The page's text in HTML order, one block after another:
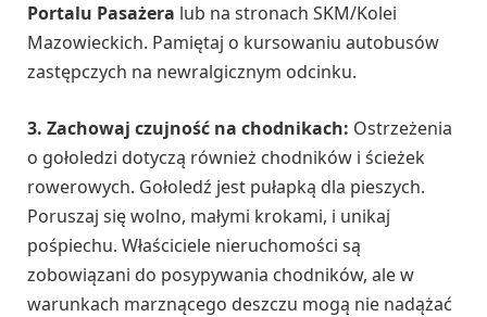
Portalu Pasażera lub na stronach SKM/Kolei
Mazowieckich. Pamiętaj o kursowaniu autobusów
zastępczych na newralgicznym odcinku.
3. Zachowaj czujność na chodnikach: Ostrzeżenia
o gołoledzi dotyczą również chodników i ścieżek
rowerowych. Gołoledź jest pułapką dla pieszych.
Poruszaj się wolno, małymi krokami, i unikaj
pośpiechu. Właściciele nieruchomości są
zobowiązani do posypywania chodników, ale w
warunkach marznącego deszczu mogą nie nadążać